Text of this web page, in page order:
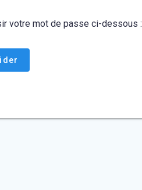
votre mot de passe ci-dessous :